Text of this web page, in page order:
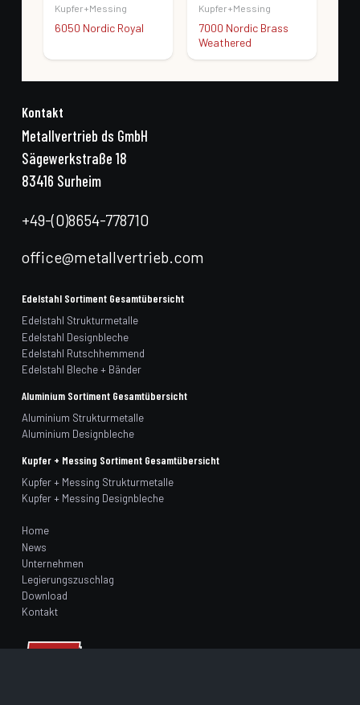
Kupfer+Messing
6050 Nordic Royal
Kupfer+Messing
7000 Nordic Brass
Weathered
Kontakt
Metallvertrieb ds GmbH
Sägewerkstraße 18
83416 Surheim
+49-(0)8654-778710
office@metallvertrieb.com
Edelstahl Sortiment Gesamtübersicht
Edelstahl Strukturmetalle
Edelstahl Designbleche
Edelstahl Rutschhemmend
Edelstahl Bleche + Bänder
Aluminium Sortiment Gesamtübersicht
Aluminium Strukturmetalle
Aluminium Designbleche
Kupfer + Messing Sortiment Gesamtübersicht
Kupfer + Messing Strukturmetalle
Kupfer + Messing Designbleche
Home
News
Unternehmen
Legierungszuschlag
Download
Kontakt